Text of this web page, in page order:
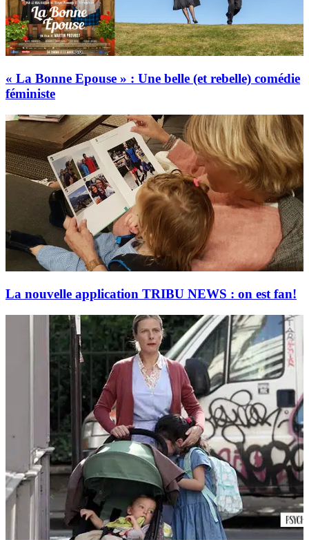
« La Bonne Epouse » : Une belle (et rebelle) comédie
féministe
La nouvelle application TRIBU NEWS : on est fan!